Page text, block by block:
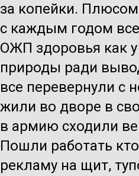
за копейки.
с каждым годом
ОЖП здоровья как
природы ради
все перевернули с
жили во дворе в
в армию сходили
Пошли работать
рекламу на щит,